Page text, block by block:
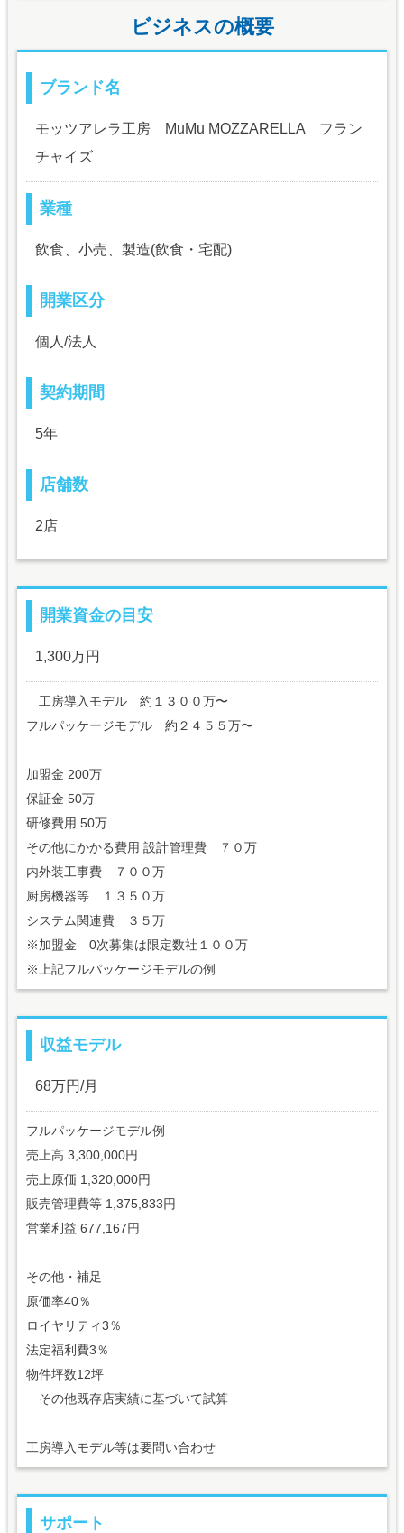
ビジネスの概要
ブランド名
モッツアレラ工房 MuMu MOZZARELLA フラン
チャイズ
業種
飲食、小売、製造(飲食・宅配)
開業区分
個人/法人
契約期間
5年
店舗数
2店
開業資金の目安
1,300万円
工房導入モデル 約１３００万〜
フルパッケージモデル 約２４５５万〜
加盟金 200万
保証金 50万
研修費用 50万
その他にかかる費用 設計管理費 ７０万
内外装工事費 ７００万
厨房機器等 １３５０万
システム関連費 ３５万
※加盟金 0次募集は限定数社１００万
※上記フルパッケージモデルの例
収益モデル
68万円/月
フルパッケージモデル例
売上高 3,300,000円
売上原価 1,320,000円
販売管理費等 1,375,833円
営業利益 677,167円
その他・補足
原価率40％
ロイヤリティ3％
法定福利費3％
物件坪数12坪
その他既存店実績に基づいて試算
工房導入モデル等は要問い合わせ
サポート